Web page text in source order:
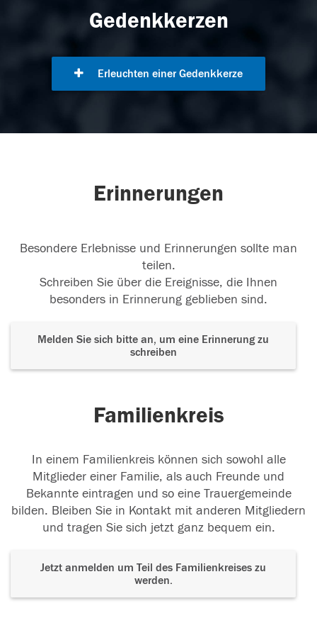
Gedenkkerzen
Erleuchten einer Gedenkkerze
Erinnerungen
Besondere Erlebnisse und Erinnerungen sollte man
teilen.
Schreiben Sie über die Ereignisse, die Ihnen
besonders in Erinnerung geblieben sind.
Melden Sie sich bitte an, um eine Erinnerung zu
schreiben
Familienkreis
In einem Familienkreis können sich sowohl alle
Mitglieder einer Familie, als auch Freunde und
Bekannte eintragen und so eine Trauergemeinde
bilden. Bleiben Sie in Kontakt mit anderen Mitgliedern
und tragen Sie sich jetzt ganz bequem ein.
Jetzt anmelden um Teil des Familienkreises zu
werden.